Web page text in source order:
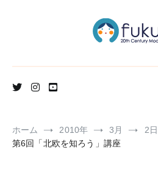
ホーム 2010年 3月
2日
第6回「北欧を知ろう」講座